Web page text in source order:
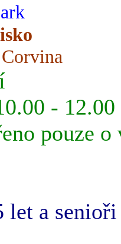
-
pouze o
let a